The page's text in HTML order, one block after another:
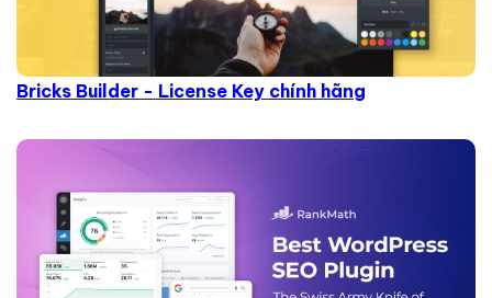
Bricks Builder - License Key chính hãng